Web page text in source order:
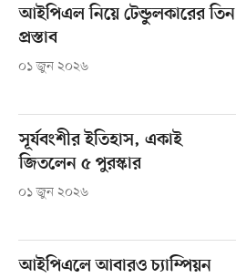
আইপিএল নিয়ে টেন্ডুলকারের তিন
প্রস্তাব
০১ জুন ২০২৬
সূর্যবংশীর ইতিহাস, একাই
জিতলেন ৫ পুরস্কার
০১ জুন ২০২৬
আইপিএলে আবারও চ্যাম্পিয়ন